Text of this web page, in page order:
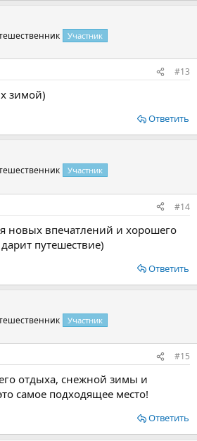
Участник
#13
зимой)
Ответить
Участник
#14
новых впечатлений и хорошего
путешествие)
Ответить
Участник
#15
отдыха, снежной зимы и
самое подходящее место!
Ответить